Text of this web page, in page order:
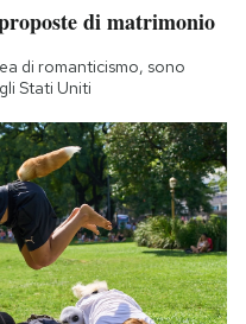
di matrimonio
di romanticismo, sono
Stati Uniti